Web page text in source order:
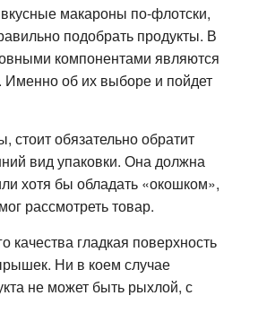
макароны по-флотски,
подобрать продукты. В
компонентами являются
об их выборе и пойдет
стоит обязательно обратит
вид упаковки. Она должна
хотя бы обладать «окошком»,
рассмотреть товар.
качества гладкая поверхность
Ни в коем случае
не может быть рыхлой, с